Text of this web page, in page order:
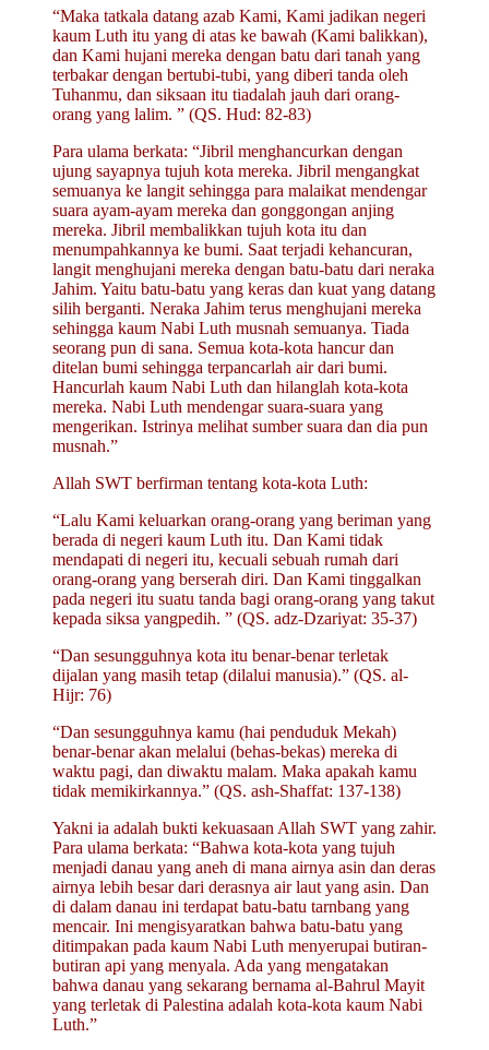
“Maka tatkala datang azab Kami, Kami jadikan negeri
kaum Luth itu yang di atas ke bawah (Kami balikkan),
dan Kami hujani mereka dengan batu dari tanah yang
terbakar dengan bertubi-tubi, yang diberi tanda oleh
Tuhanmu, dan siksaan itu tiadalah jauh dari orang-
orang yang lalim. ” (QS. Hud: 82-83)
Para ulama berkata: “Jibril menghancurkan dengan
ujung sayapnya tujuh kota mereka. Jibril mengangkat
semuanya ke langit sehingga para malaikat mendengar
suara ayam-ayam mereka dan gonggongan anjing
mereka. Jibril membalikkan tujuh kota itu dan
menumpahkannya ke bumi. Saat terjadi kehancuran,
langit menghujani mereka dengan batu-batu dari neraka
Jahim. Yaitu batu-batu yang keras dan kuat yang datang
silih berganti. Neraka Jahim terus menghujani mereka
sehingga kaum Nabi Luth musnah semuanya. Tiada
seorang pun di sana. Semua kota-kota hancur dan
ditelan bumi sehingga terpancarlah air dari bumi.
Hancurlah kaum Nabi Luth dan hilanglah kota-kota
mereka. Nabi Luth mendengar suara-suara yang
mengerikan. Istrinya melihat sumber suara dan dia pun
musnah.”
Allah SWT berfirman tentang kota-kota Luth:
“Lalu Kami keluarkan orang-orang yang beriman yang
berada di negeri kaum Luth itu. Dan Kami tidak
mendapati di negeri itu, kecuali sebuah rumah dari
orang-orang yang berserah diri. Dan Kami tinggalkan
pada negeri itu suatu tanda bagi orang-orang yang takut
kepada siksa yangpedih. ” (QS. adz-Dzariyat: 35-37)
“Dan sesungguhnya kota itu benar-benar terletak
dijalan yang masih tetap (dilalui manusia).” (QS. al-
Hijr: 76)
“Dan sesungguhnya kamu (hai penduduk Mekah)
benar-benar akan melalui (behas-bekas) mereka di
waktu pagi, dan diwaktu malam. Maka apakah kamu
tidak memikirkannya.” (QS. ash-Shaffat: 137-138)
Yakni ia adalah bukti kekuasaan Allah SWT yang zahir.
Para ulama berkata: “Bahwa kota-kota yang tujuh
menjadi danau yang aneh di mana airnya asin dan deras
airnya lebih besar dari derasnya air laut yang asin. Dan
di dalam danau ini terdapat batu-batu tarnbang yang
mencair. Ini mengisyaratkan bahwa batu-batu yang
ditimpakan pada kaum Nabi Luth menyerupai butiran-
butiran api yang menyala. Ada yang mengatakan
bahwa danau yang sekarang bernama al-Bahrul Mayit
yang terletak di Palestina adalah kota-kota kaum Nabi
Luth.”